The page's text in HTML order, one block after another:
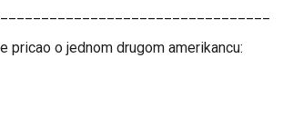
pricao o jednom drugom amerikancu: